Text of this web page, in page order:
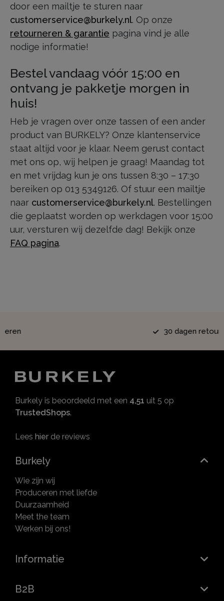
door een mailtje te sturen naar
customerservice@burkely.nl. Op onze
retourneren & garantie pagina vind je alle
nodige informatie!
Bestel vandaag vóór 15:00 en
ontvang je pakketje morgen in
huis!
Heb je vragen over onze tassen of een ander
product van BURKELY? Onze klantenservice
staat altijd voor je klaar. Neem gerust contact
met ons op, wij helpen je graag! Maandag tot
en met vrijdag kun je ons tussen 8:30 – 17:30
bereiken op 013 5349126. Of stuur een mailtje
naar customerservice@burkely.nl. Bestellingen
die geplaatst worden op werkdagen voor 15:00
uur, versturen wij dezelfde dag! Bekijk onze
FAQ pagina.
30 dagen retourrecht
Burkely is beoordeeld met een 4,51 uit 5 op
TrustedShops.
Lees hier de reviews
Burkely
Wie zijn wij
Produceren met liefde
Duurzaamheid
Meet the team
Werken bij ons!
Informatie
B2B